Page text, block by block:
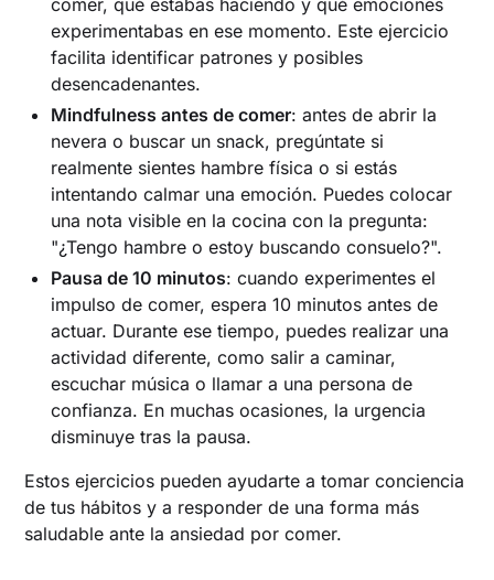
comer, qué estabas haciendo y qué emociones
experimentabas en ese momento. Este ejercicio
facilita identificar patrones y posibles
desencadenantes.
Mindfulness antes de comer: antes de abrir la
nevera o buscar un snack, pregúntate si
realmente sientes hambre física o si estás
intentando calmar una emoción. Puedes colocar
una nota visible en la cocina con la pregunta:
"¿Tengo hambre o estoy buscando consuelo?".
Pausa de 10 minutos: cuando experimentes el
impulso de comer, espera 10 minutos antes de
actuar. Durante ese tiempo, puedes realizar una
actividad diferente, como salir a caminar,
escuchar música o llamar a una persona de
confianza. En muchas ocasiones, la urgencia
disminuye tras la pausa.
Estos ejercicios pueden ayudarte a tomar conciencia
de tus hábitos y a responder de una forma más
saludable ante la ansiedad por comer.